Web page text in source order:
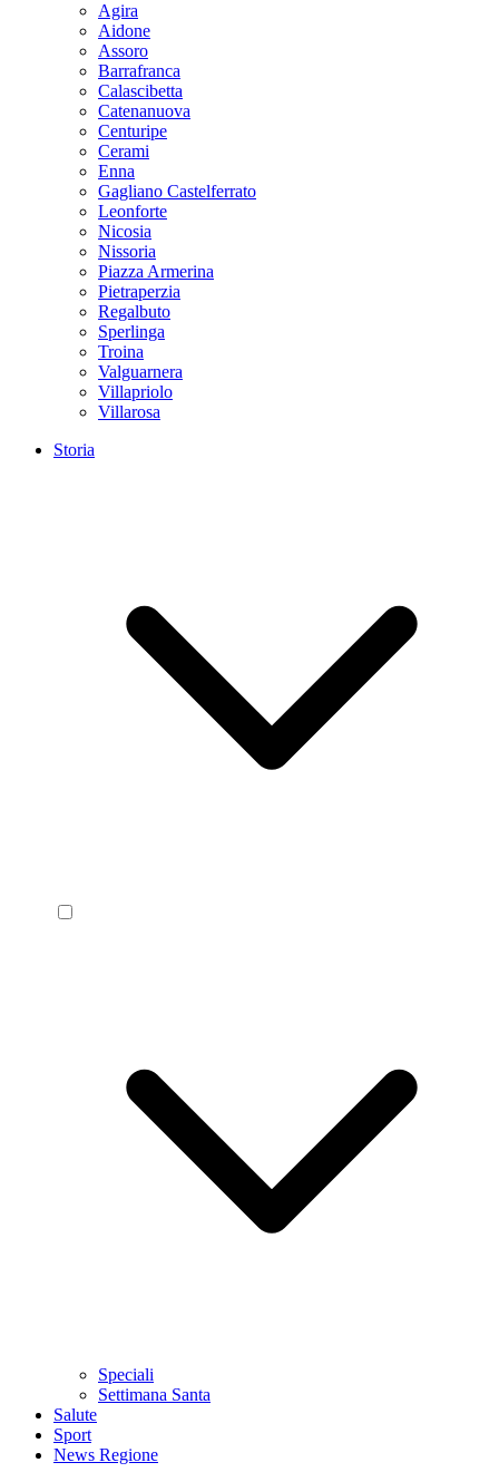
Agira
Aidone
Assoro
Barrafranca
Calascibetta
Catenanuova
Centuripe
Cerami
Enna
Gagliano Castelferrato
Leonforte
Nicosia
Nissoria
Piazza Armerina
Pietraperzia
Regalbuto
Sperlinga
Troina
Valguarnera
Villapriolo
Villarosa
Storia
Speciali
Settimana Santa
Salute
Sport
News Regione